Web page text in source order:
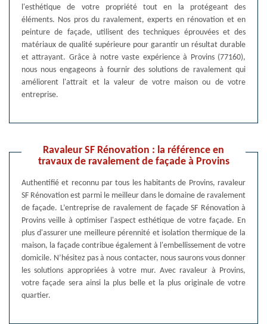
l'esthétique de votre propriété tout en la protégeant des
éléments. Nos pros du ravalement, experts en rénovation et en
peinture de façade, utilisent des techniques éprouvées et des
matériaux de qualité supérieure pour garantir un résultat durable
et attrayant. Grâce à notre vaste expérience à Provins (77160),
nous nous engageons à fournir des solutions de ravalement qui
améliorent l'attrait et la valeur de votre maison ou de votre
entreprise.
Ravaleur SF Rénovation : la référence en
travaux de ravalement de façade à Provins
Authentifié et reconnu par tous les habitants de Provins, ravaleur
SF Rénovation est parmi le meilleur dans le domaine de ravalement
de façade. L’entreprise de ravalement de façade SF Rénovation à
Provins veille à optimiser l'aspect esthétique de votre façade. En
plus d'assurer une meilleure pérennité et isolation thermique de la
maison, la façade contribue également à l'embellissement de votre
domicile. N’hésitez pas à nous contacter, nous saurons vous donner
les solutions appropriées à votre mur. Avec ravaleur à Provins,
votre façade sera ainsi la plus belle et la plus originale de votre
quartier.